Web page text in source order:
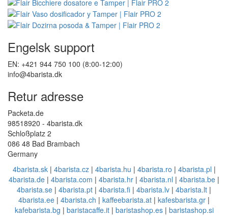
Engelsk support
EN: +421 944 750 100 (8:00-12:00)
info@4barista.dk
Retur adresse
Packeta.de
98518920 - 4barista.dk
Schloßplatz 2
086 48 Bad Brambach
Germany
4barista.sk| 4barista.cz| 4barista.hu | 4barista.ro | 4barista.pl |
4barista.de | 4barista.com | 4barista.hr | 4barista.nl | 4barista.be |
4barista.se | 4barista.pt | 4barista.fi | 4barista.lv | 4barista.lt |
4barista.ee | 4barista.ch | kaffeebarista.at | kafesbarista.gr |
kafebarista.bg | baristacaffe.it| baristashop.es| baristashop.si